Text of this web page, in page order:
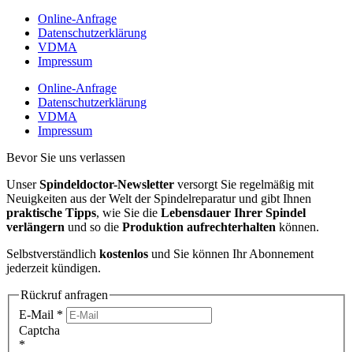
Online-Anfrage
Datenschutzerklärung
VDMA
Impressum
Online-Anfrage
Datenschutzerklärung
VDMA
Impressum
Bevor Sie uns verlassen
UnserSpindeldoctor-Newsletter versorgt Sie regelmäßig mit
Neuigkeiten aus der Welt der Spindelreparatur und gibt Ihnen
praktische Tipps, wie Sie die Lebensdauer Ihrer Spindel
verlängern und so die Produktion aufrechterhalten können.
Selbstverständlich kostenlos und Sie können Ihr Abonnement
jederzeit kündigen.
Rückruf anfragen
E-Mail *
Captcha
*